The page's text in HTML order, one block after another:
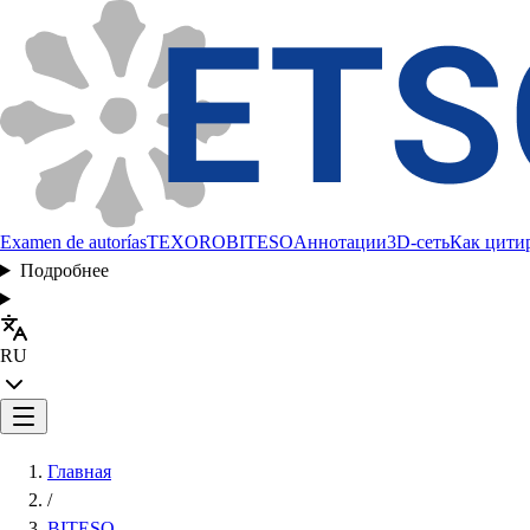
Examen de autoríasTEXOROBITESOАннотации3D-сетьКак
Подробнее
RU
Главная
/